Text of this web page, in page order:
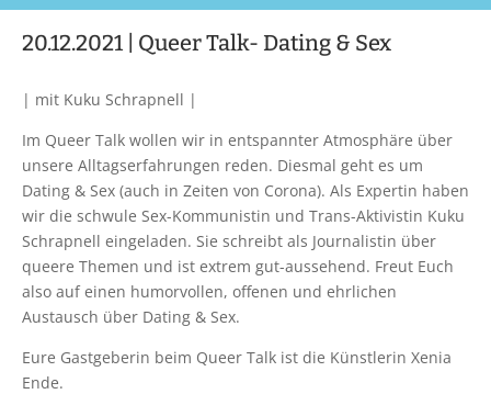
20.12.2021 | Queer Talk- Dating & Sex
| mit Kuku Schrapnell |
Im Queer Talk wollen wir in entspannter Atmosphäre über
unsere Alltagserfahrungen reden. Diesmal geht es um
Dating & Sex (auch in Zeiten von Corona). Als Expertin haben
wir die schwule Sex-Kommunistin und Trans-Aktivistin Kuku
Schrapnell eingeladen. Sie schreibt als Journalistin über
queere Themen und ist extrem gut-aussehend. Freut Euch
also auf einen humorvollen, offenen und ehrlichen
Austausch über Dating & Sex.
Eure Gastgeberin beim Queer Talk ist die Künstlerin Xenia
Ende.